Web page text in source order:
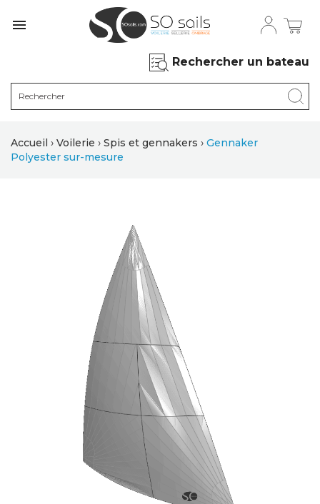

Rechercher un bateau
Accueil Voilerie Spis et gennakers
Gennaker
Polyester sur-mesure